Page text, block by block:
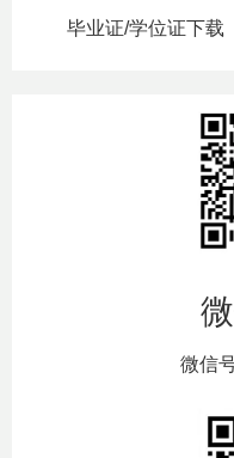
毕业证/学位证下载
微信